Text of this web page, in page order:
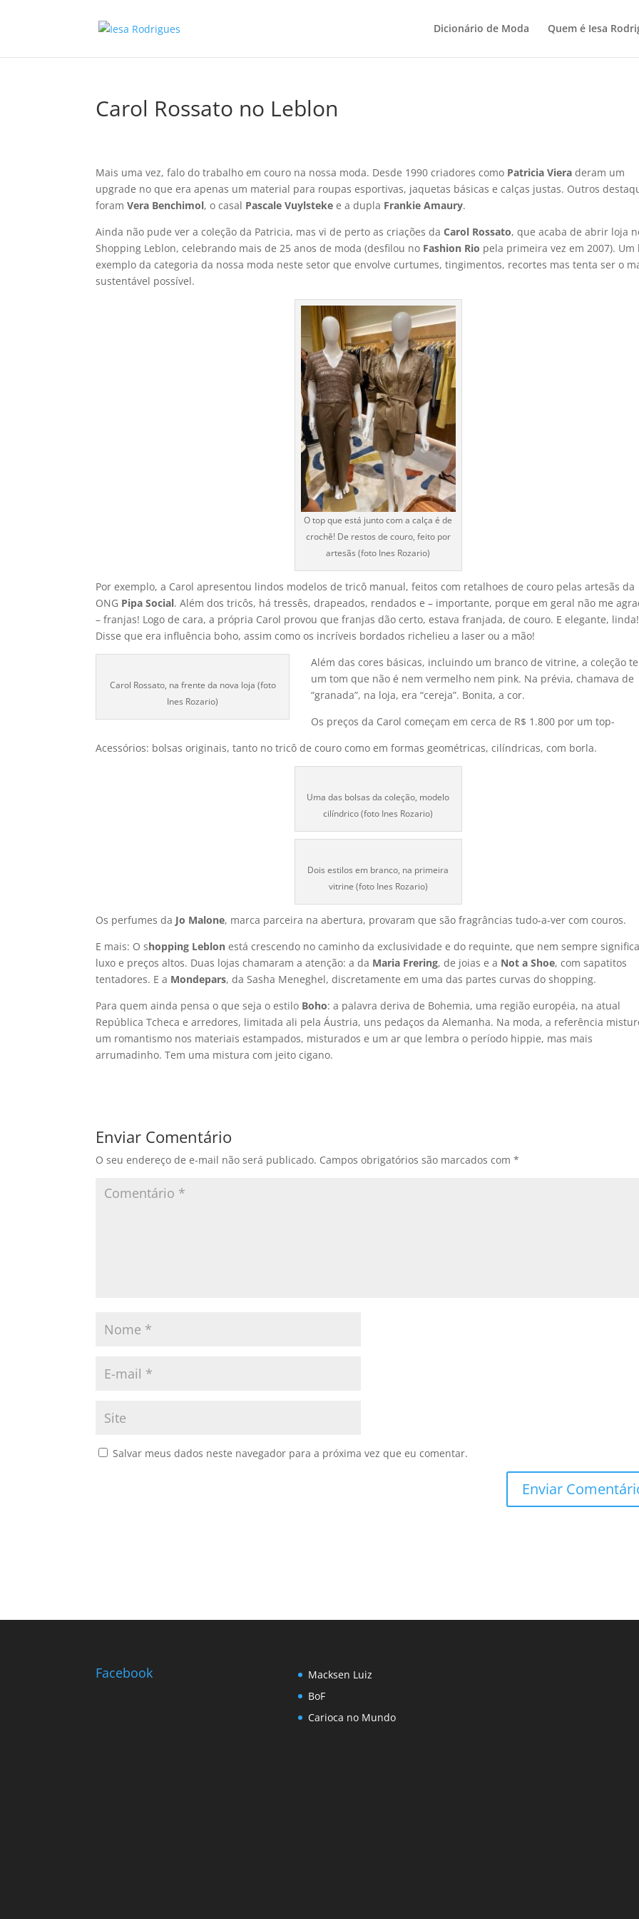
Dicionário de Moda Quem é Iesa
Carol Rossato no Leblon
Mais uma vez, falo do trabalho em couro na nossa moda. Desde 1990 criadores como Patricia Viera deram um
upgrade no que era apenas um material para roupas esportivas, jaquetas básicas e calças justas. Outros
foramVera Benchimol, o casal Pascale Vuylsteke e a dupla Frankie Amaury.
Ainda não pude ver a coleção da Patricia, mas vi de perto as criações daCarol Rossato, que acaba de abrir loja
Shopping Leblon, celebrando mais de 25 anos de moda (desfilou no Fashion Rio pela primeira vez em 2007). Um
exemplo da categoria da nossa moda neste setor que envolve curtumes, tingimentos, recortes mas tenta ser o
sustentável possível.
O top que está junto com a calça é de
crochê! De restos de couro, feito por
artesãs (foto Ines Rozario)
Por exemplo, a Carol apresentou lindos modelos de tricô manual, feitos com retalhoes de couro pelas artesãs da
ONG Pipa Social. Além dos tricôs, há tressês, drapeados, rendados e – importante, porque em geral não me
– franjas! Logo de cara, a própria Carol provou que franjas dão certo, estava franjada, de couro. E elegante, linda!
Disse que era influência boho, assim como os incríveis bordados richelieu a laser ou a mão!
Carol Rossato, na frente da nova loja (foto
Ines Rozario)
Além das cores básicas, incluindo um branco de vitrine, a coleção
um tom que não é nem vermelho nem pink. Na prévia, chamava de
“granada”, na loja, era “cereja”. Bonita, a cor.
Os preços da Carol começam em cerca de R$ 1.800 por um top-
Acessórios: bolsas originais, tanto no tricô de couro como em formas geométricas, cilíndricas, com borla.
Uma das bolsas da coleção, modelo
cilíndrico (foto Ines Rozario)
Dois estilos em branco, na primeira
vitrine (foto Ines Rozario)
Os perfumes da Jo Malone, marca parceira na abertura, provaram que são fragrâncias tudo-a-ver com couros.
E mais: O shopping Leblon está crescendo no caminho da exclusividade e do requinte, que nem sempre
luxo e preços altos. Duas lojas chamaram a atenção: a da Maria Frering, de joias e a Not a Shoe, com sapatitos
tentadores. E a Mondepars, da Sasha Meneghel, discretamente em uma das partes curvas do shopping.
Para quem ainda pensa o que seja o estilo Boho: a palavra deriva de Bohemia, uma região européia, na atual
República Tcheca e arredores, limitada ali pela Áustria, uns pedaços da Alemanha. Na moda, a referência
um romantismo nos materiais estampados, misturados e um ar que lembra o período hippie, mas mais
arrumadinho. Tem uma mistura com jeito cigano.
Enviar Comentário
O seu endereço de e-mail não será publicado. Campos obrigatórios são marcados com*
Salvar meus dados neste navegador para a próxima vez que eu comentar.
Facebook
Macksen Luiz
BoF
Carioca no Mundo